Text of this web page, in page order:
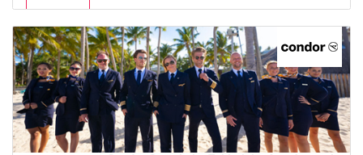
Lidl
BOGNER
XXXLutz
BADER